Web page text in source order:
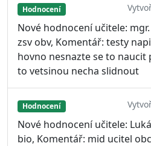
Hodnocení
Nové hodnocení učitele:
zsv obv, Komentář: testy
hovno nesnazte se to
to vetsinou necha slidnout
Hodnocení
Nové hodnocení učitele:
bio, Komentář: mid ucitel